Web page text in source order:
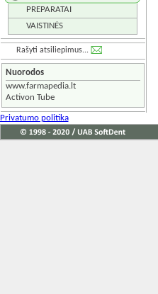
PREPARATAI
VAISTINĖS
Rašyti atsiliepimus...
Nuorodos
www.farmapedia.lt
Activon Tube
Privatumo politika